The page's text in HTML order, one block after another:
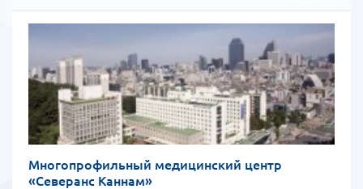
Многопрофильный медицинский центр
«Северанс Каннам»